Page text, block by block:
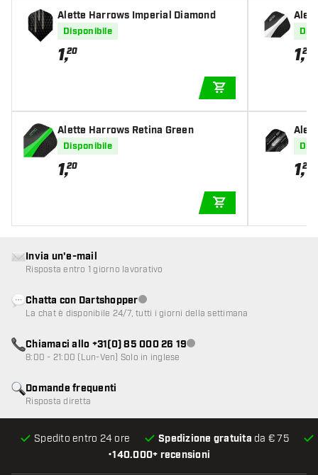
Alette Harrows Imperial Diamond
Disponibile
1,20
Alette Harrows Retina Green
Disponibile
1,20
1,20
1,20
•140.000+ recensioni
Spedito entro 24 ore Spedizione gratuita da € 75
Domande frequenti
Risposta diretta
Invia un'e-mail
Risposta entro 1 giorno lavorativo
Chatta con DartshopperServizio clienti non disponibile
La chat è disponibile 24/7, tutti i giorni della settimana
Chiamaci allo +31(0) 85 000 26 19Servizio clienti non disponibile
8:00 - 21:00 (Lun-Ven) Solo in inglese